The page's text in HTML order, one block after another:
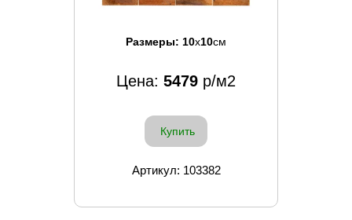
Размеры: 10x10см
Цена: 5479 р/м2
Купить
Артикул: 103382